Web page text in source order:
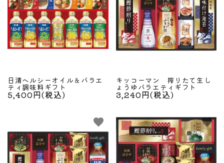
日清ヘルシーオイル＆バラエ
ティ調味料ギフト
5,400円(税込)
キッコーマン 搾りたて生し
ょうゆバラエティギフト
3,240円(税込)
favorite favorite